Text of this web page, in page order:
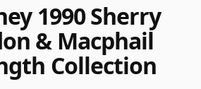
1990 Sherry
& Macphail
Collection